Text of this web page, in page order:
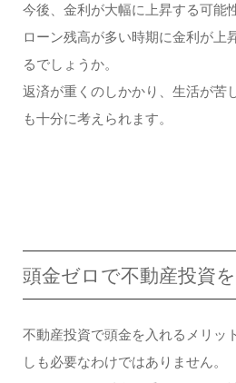
今後、金利が大幅に上昇する可能
ローン残高が多い時期に金利が上
るでしょうか。
返済が重くのしかかり、生活が苦
も十分に考えられます。
頭金ゼロで不動産投資
不動産投資で頭金を入れるメリッ
しも必要なわけではありません。